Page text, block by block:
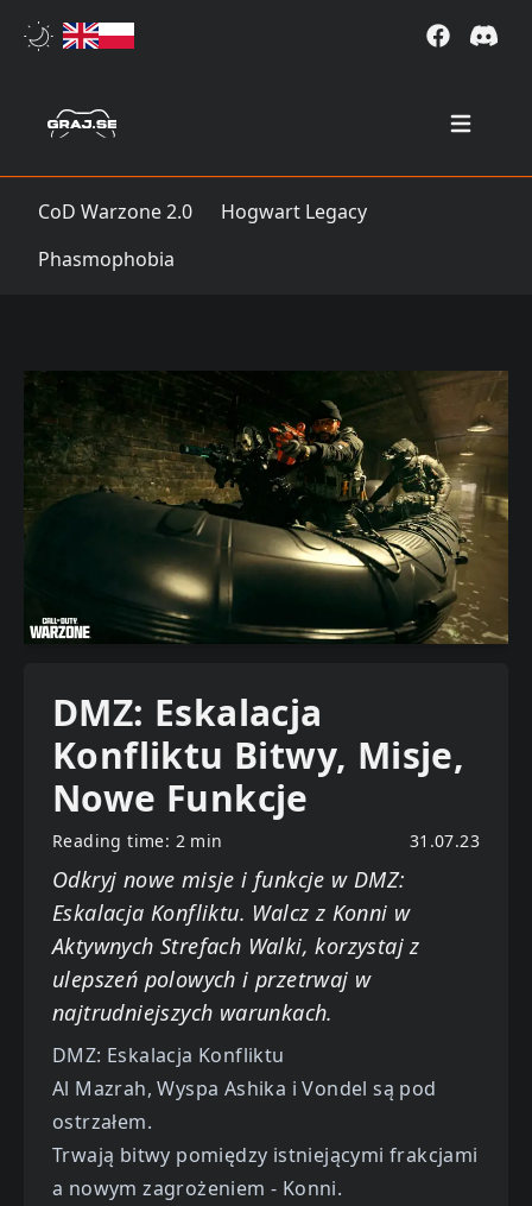
Open
CoD Warzone 2.0
Hogwart Legacy
Phasmophobia
DMZ: Eskalacja
Konfliktu Bitwy, Misje,
Nowe Funkcje
Reading time: 2 min 31.07.23
Odkryj nowe misje i funkcje w DMZ:
Eskalacja Konfliktu. Walcz z Konni w
Aktywnych Strefach Walki, korzystaj z
ulepszeń polowych i przetrwaj w
najtrudniejszych warunkach.
DMZ: Eskalacja Konfliktu
Al Mazrah, Wyspa Ashika i Vondel są pod
ostrzałem.
Trwają bitwy pomiędzy istniejącymi frakcjami
a nowym zagrożeniem - Konni.